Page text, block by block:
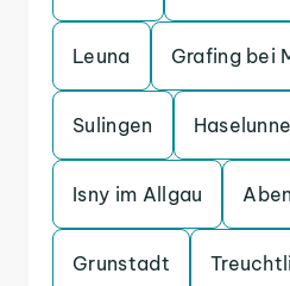
Leuna Grafing bei
Sulingen Haselunne
Isny im Allgau
Grunstadt